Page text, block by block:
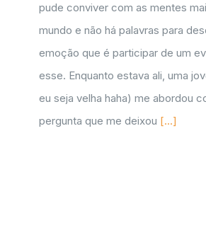
pude conviver com as mentes
mundo e não há palavras para
emoção que é participar de um
esse. Enquanto estava ali, uma
eu seja velha haha) me abordou
pergunta que me deixou [...]